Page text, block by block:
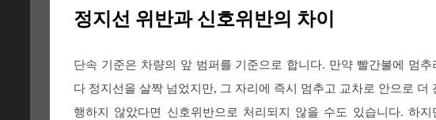
정지선 위반과 신호위반의 차이
단속 기준은 차량의 앞 범퍼를 기준으로 합니다. 만약 빨간불에 멈추
다 정지선을 살짝 넘었지만, 그 자리에 즉시 멈추고 교차로 안으로 더
행하지 않았다면 신호위반으로 처리되지 않을 수도 있습니다. 하지